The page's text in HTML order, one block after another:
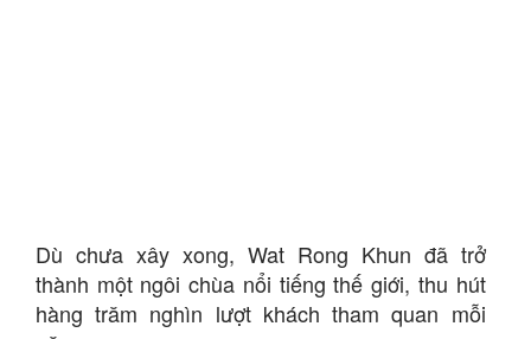
Dù chưa xây xong, Wat Rong Khun đã trở
thành một ngôi chùa nổi tiếng thế giới, thu hút
hàng trăm nghìn lượt khách tham quan mỗi